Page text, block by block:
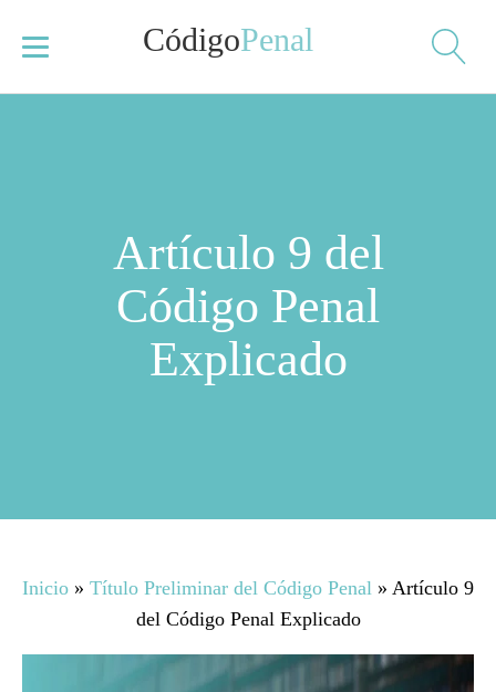
CódigoPenal
Artículo 9 del
Código Penal
Explicado
Inicio » Título Preliminar del Código Penal » Artículo 9
del Código Penal Explicado